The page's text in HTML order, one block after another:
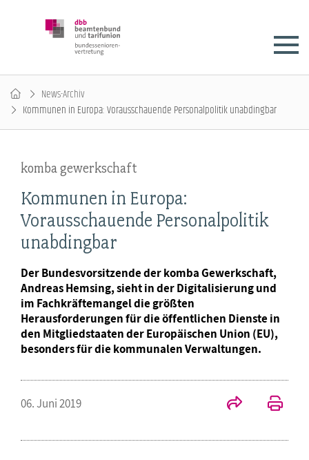
News-Archiv
Kommunen in Europa: Vorausschauende Personalpolitik unabdingbar
komba gewerkschaft
Kommunen in Europa:
Vorausschauende Personalpolitik
unabdingbar
Der Bundesvorsitzende der komba Gewerkschaft,
Andreas Hemsing, sieht in der Digitalisierung und
im Fachkräftemangel die größten
Herausforderungen für die öffentlichen Dienste in
den Mitgliedstaaten der Europäischen Union (EU),
besonders für die kommunalen Verwaltungen.
06. Juni 2019